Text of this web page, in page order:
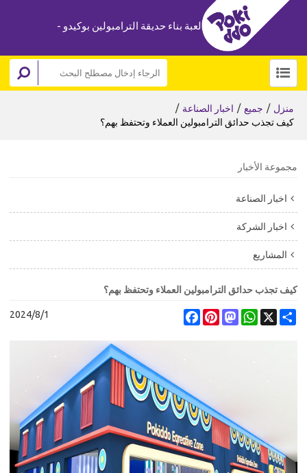
لعبة بناء حديقة الترامبولين بوكيدو -
منزل / جميع / اخبار الصناعة /
كيف تجذب حدائق الترامبولين العملاء وتحتفظ بهم؟
مجموعة الأخبار
اخبار الصناعة
اخبار الشركة
المشاريع
كيف تجذب حدائق الترامبولين العملاء وتحتفظ بهم؟
Share
FacebookPinterest
Mastodon
WhatsApp X
2024/8/1